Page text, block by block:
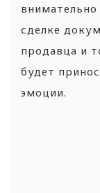
сделке
продавца и
будет
эмоции.